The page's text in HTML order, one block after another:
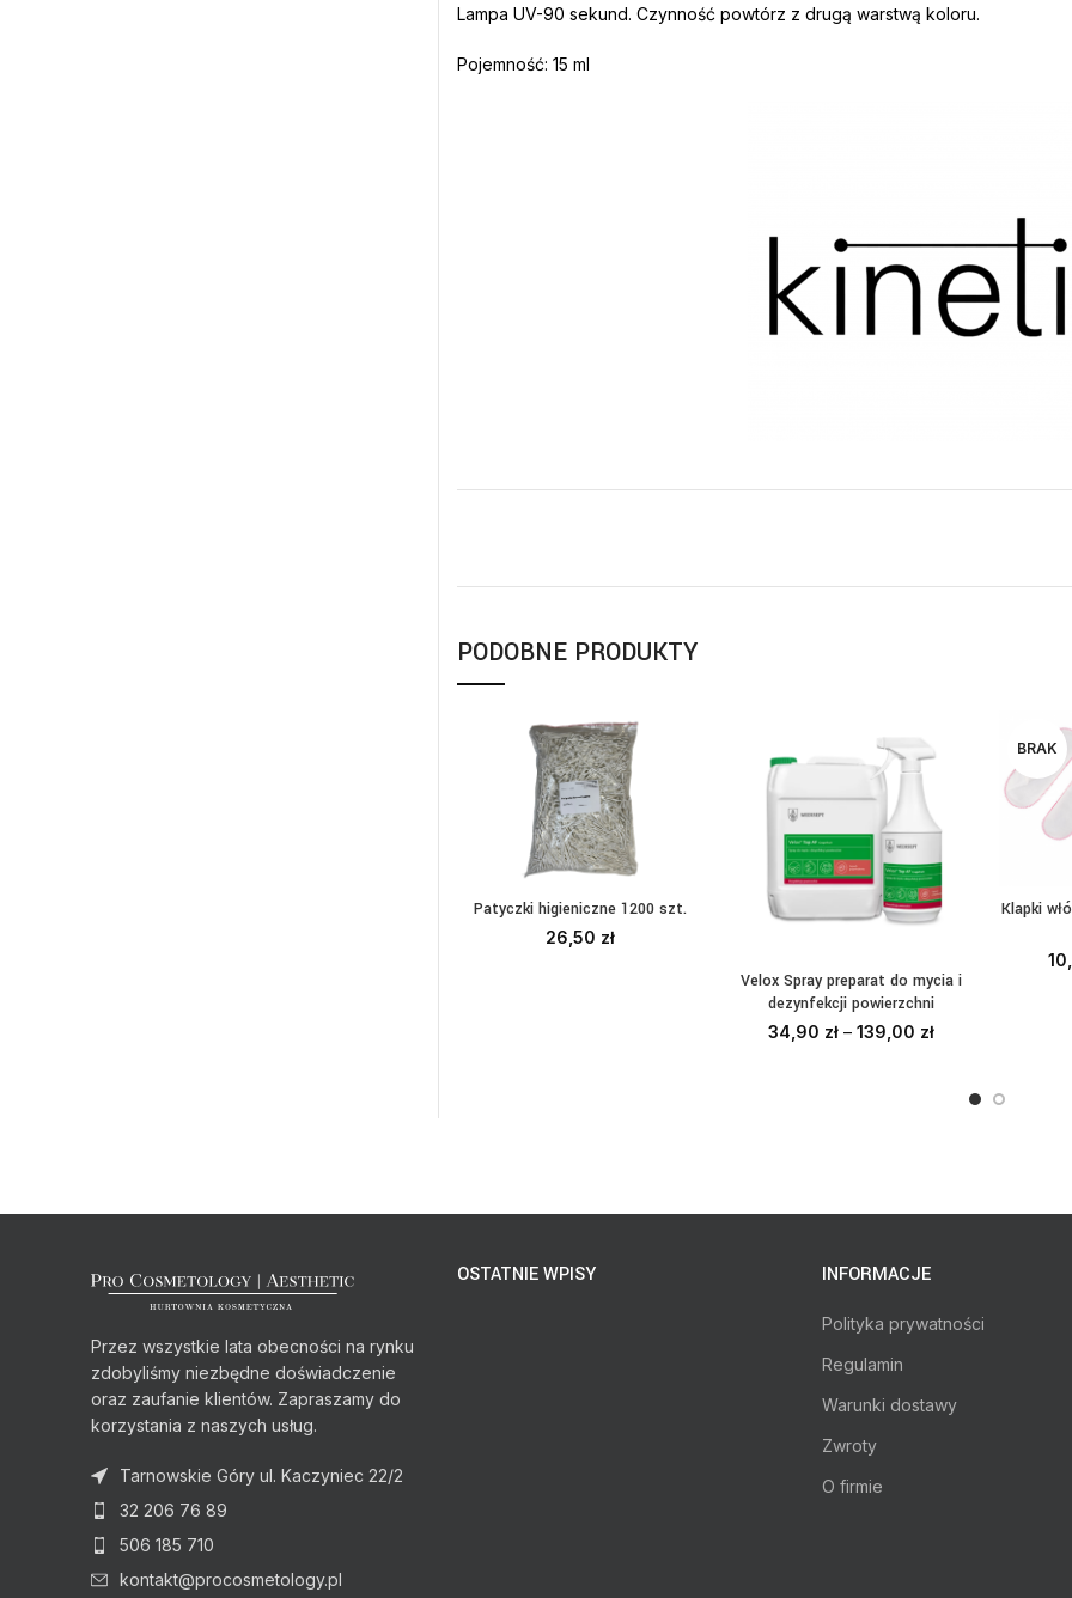
Lampa UV-90 sekund. Czynność powtórz z drugą warstwą koloru.
Pojemność: 15 ml
PODOBNE PRODUKTY
DODAJ DO KOSZYKA
Patyczki higieniczne 1200 szt.
26,50 zł
WYBIERZ OPCJE
Velox Spray preparat do mycia i
dezynfekcji powierzchni
34,90 zł– 139,00 zł
BRAK
Klapki
Przez wszystkie lata obecności na rynku
zdobyliśmy niezbędne doświadczenie
oraz zaufanie klientów. Zapraszamy do
korzystania z naszych usług.
Tarnowskie Góry ul. Kaczyniec 22/2
32 206 76 89
506 185 710
kontakt@procosmetology.pl
OSTATNIE WPISY INFORMACJE
Polityka prywatności
Regulamin
Warunki dostawy
Zwroty
O firmie